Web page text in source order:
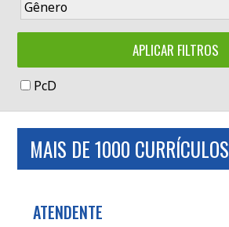
PcD
MAIS DE 1000 CURRÍCULOS
ATENDENTE